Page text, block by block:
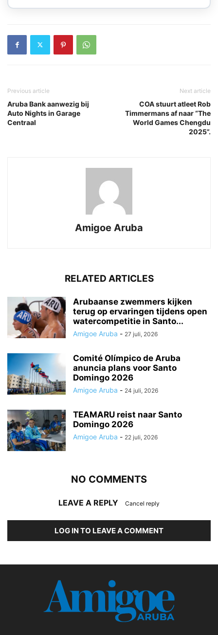
Previous article
Aruba Bank aanwezig bij
Auto Nights in Garage
Centraal
Next article
COA stuurt atleet Rob
Timmermans af naar “The
World Games Chengdu
2025”.
Amigoe Aruba
RELATED ARTICLES
Arubaanse zwemmers kijken
terug op ervaringen tijdens open
watercompetitie in Santo...
Amigoe Aruba - 27 juli, 2026
Comité Olímpico de Aruba
anuncia plans voor Santo
Domingo 2026
Amigoe Aruba - 24 juli, 2026
TEAMARU reist naar Santo
Domingo 2026
Amigoe Aruba - 22 juli, 2026
NO COMMENTS
LEAVE A REPLY Cancel reply
LOG IN TO LEAVE A COMMENT